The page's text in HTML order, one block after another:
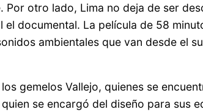
otro lado, Lima no deja de ser
documental. La película de 58
ambientales que van desde el
gemelos Vallejo, quienes se
se encargó del diseño para sus